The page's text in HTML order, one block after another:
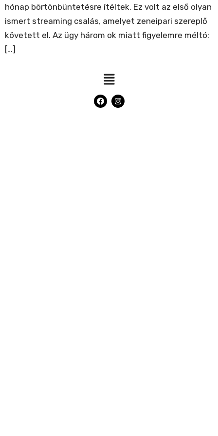
hónap börtönbüntetésre ítéltek. Ez volt az első olyan
ismert streaming csalás, amelyet zeneipari szereplő
követett el. Az ügy három ok miatt figyelemre méltó:
[…]